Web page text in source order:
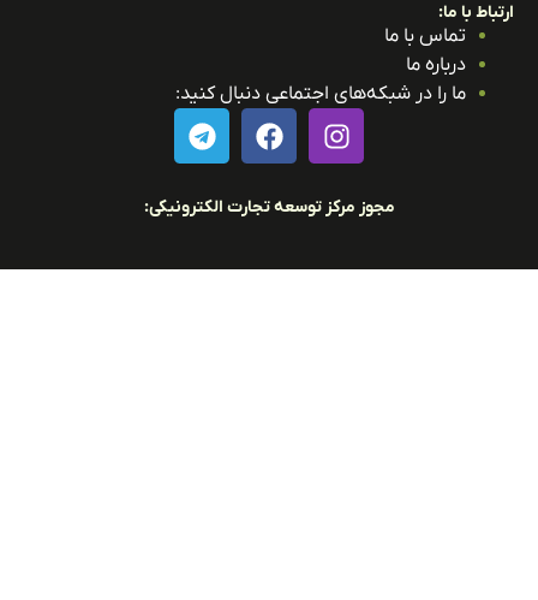
با ما:
تماس با ما
درباره ما
ما را در شبکه‌های اجتماعی دنبال کنید:
مجوز مرکز توسعه تجارت الکترونیکی: